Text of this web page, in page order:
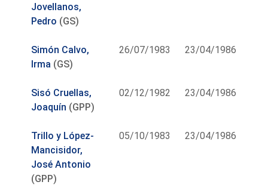
Jovellanos,
Pedro (GS)
Simón Calvo,
Irma (GS)
26/07/1983 23/04/1986
Sisó Cruellas,
Joaquín (GPP)
02/12/1982 23/04/1986
Trillo y López-
Mancisidor,
José Antonio
(GPP)
05/10/1983 23/04/1986